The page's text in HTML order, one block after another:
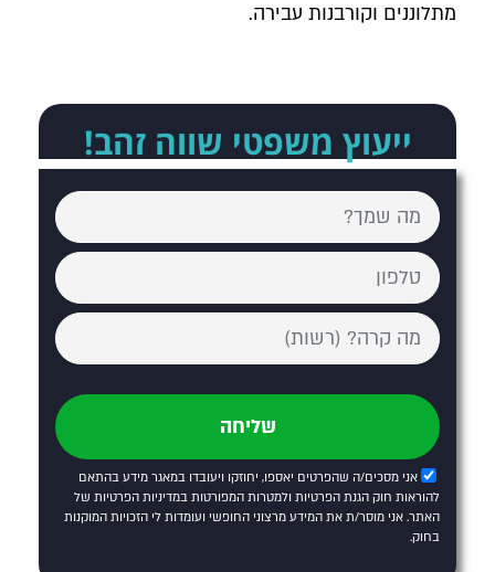
מתלוננים וקורבנות עבירה.
ייעוץ משפטי שווה זהב!
אני מסכים/ה שהפרטים יאספו, יחוזקו ויעובדו במאגר מידע בהתאם
להוראות חוק הגנת הפרטיות ולמטרות המפורטות במדיניות הפרטיות של
האתר. אני מוסר/ת את המידע מרצוני החופשי ועומדות לי הזכויות המוקנות
בחוק.
שליחה